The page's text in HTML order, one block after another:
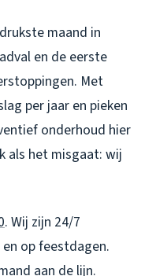
maand in
en de eerste
Met
per jaar en pieken
onderhoud hier
als het misgaat: wij
. Wij zijn 24/7
op feestdagen.
aan de lijn.